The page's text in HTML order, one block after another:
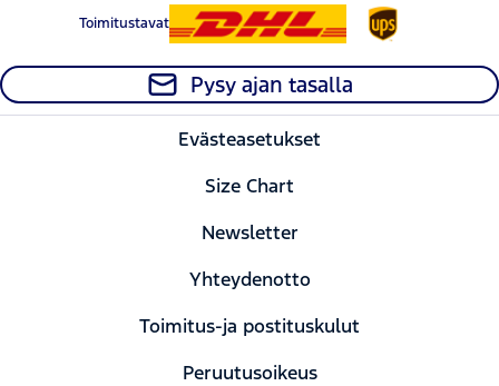
Toimitustavat
Pysy ajan tasalla
Evästeasetukset
Size Chart
Newsletter
Yhteydenotto
Toimitus-ja postituskulut
Peruutusoikeus